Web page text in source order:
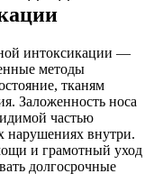
интоксикации —
методы
тканям
Заложенность носа
частью
нарушениях внутри.
и грамотный уход
долгосрочные